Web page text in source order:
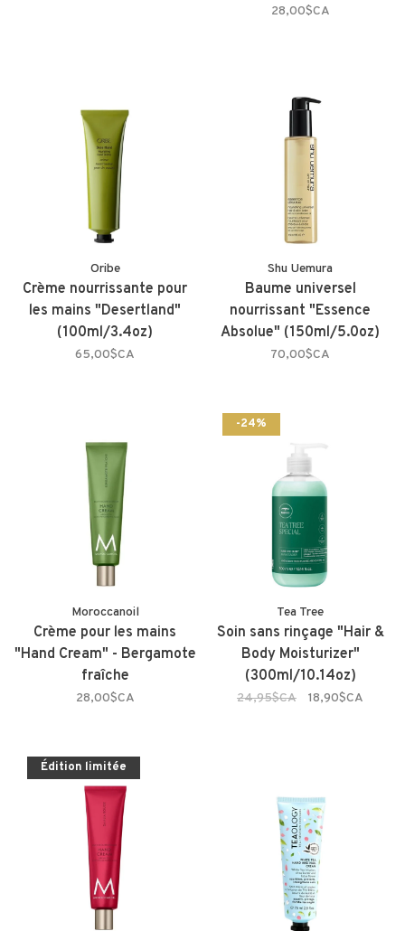
28,00$CA
Oribe
Crème nourrissante pour
les mains "Desertland"
(100ml/3.4oz)
65,00$CA
Shu Uemura
Baume universel
nourrissant "Essence
Absolue" (150ml/5.0oz)
70,00$CA
Moroccanoil
Crème pour les mains
"Hand Cream" - Bergamote
fraîche
28,00$CA
-24%
Tea Tree
Soin sans rinçage "Hair &
Body Moisturizer"
(300ml/10.14oz)
24,95$CA 18,90$CA
Édition limitée